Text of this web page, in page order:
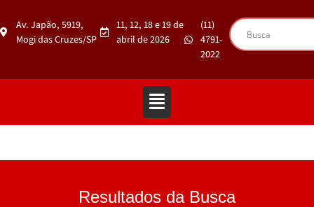
Av. Japão, 5919,
Mogi das Cruzes/SP
11, 12, 18 e 19 de
abril de 2026
(11)
4791-
2022
Resultados da Busca